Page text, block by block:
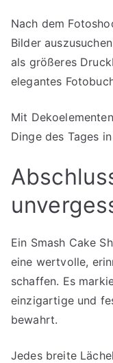
Nach dem
Bilder
als größeres
elegantes
Mit
Dinge des Tages
Ein Smash Cake
eine wertvolle,
schaffen. Es
einzigartige und
bewahrt.
Jedes breite